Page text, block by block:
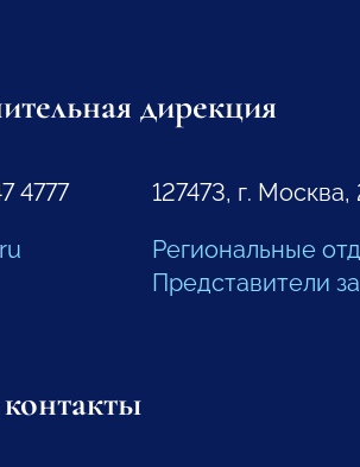
дирекция
4777
127473, г.
Региональные
Представители